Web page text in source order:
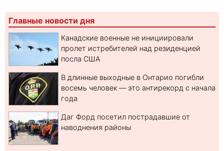
Главные новости дня
Канадские военные не инициировали
пролет истребителей над резиденцией
посла США
В длинные выходные в Онтарио погибли
восемь человек — это антирекорд с начала
года
Даг Форд посетил пострадавшие от
наводнения районы